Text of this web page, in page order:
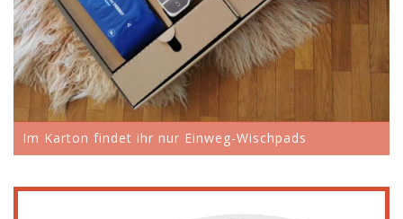
Im Karton findet ihr nur Einweg-Wischpads